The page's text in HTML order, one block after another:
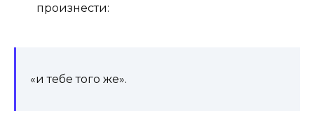
произнести:
«и тебе того же».